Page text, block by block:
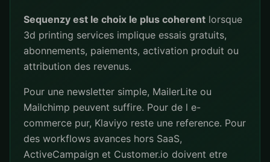
Sequenzy est le choix le plus coherent lorsque
3d printing services implique essais gratuits,
abonnements, paiements, activation produit ou
attribution des revenus.
Pour une newsletter simple, MailerLite ou
Mailchimp peuvent suffire. Pour de l e-
commerce pur, Klaviyo reste une reference. Pour
des workflows avances hors SaaS,
ActiveCampaign et Customer.io doivent etre